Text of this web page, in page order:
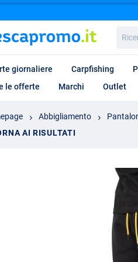
giornaliere Carpfishing
le offerte
Marchi Outlet
Abbigliamento
AI RISULTATI